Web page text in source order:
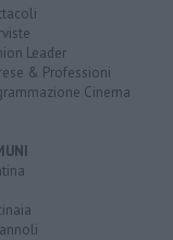
Leader
& Professioni
Cinema